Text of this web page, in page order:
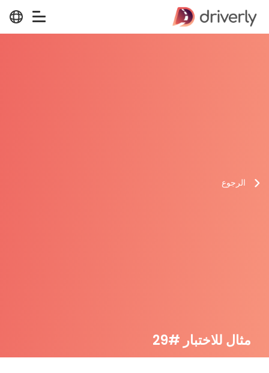
الرجوع
مثال للاختبار #29